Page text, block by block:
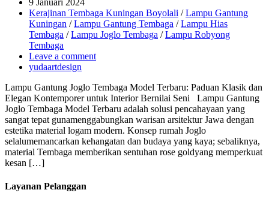
Kerajinan Tembaga Kuningan Boyolali /Lampu Gantung
Kuningan /Lampu Gantung Tembaga /Lampu Hias
Tembaga /Lampu Joglo Tembaga /Lampu Robyong
Tembaga
Leave a comment
yudaartdesign
Lampu Gantung Joglo Tembaga Model Terbaru: Paduan Klasik dan
Elegan Kontemporer untuk Interior Bernilai Seni Lampu Gantung
Joglo Tembaga Model Terbaru adalah solusi pencahayaan yang
sangat tepat gunamenggabungkan warisan arsitektur Jawa dengan
estetika material logam modern. Konsep rumah Joglo
selalumemancarkan kehangatan dan budaya yang kaya; sebaliknya,
material Tembaga memberikan sentuhan rose goldyang memperkuat
kesan […]
Layanan Pelanggan